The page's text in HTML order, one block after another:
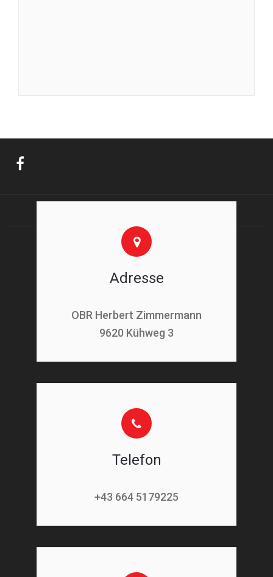
Adresse
OBR Herbert Zimmermann
9620 Kühweg 3
Telefon
+43 664 5179225